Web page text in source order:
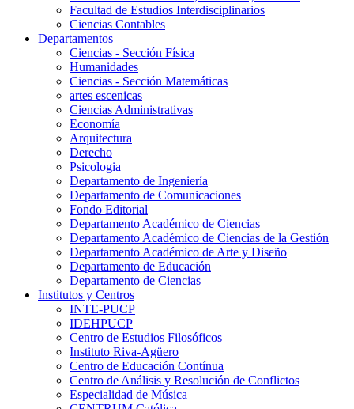
Facultad de Estudios Interdisciplinarios
Ciencias Contables
Departamentos
Ciencias - Sección Física
Humanidades
Ciencias - Sección Matemáticas
artes escenicas
Ciencias Administrativas
Economía
Arquitectura
Derecho
Psicologia
Departamento de Ingeniería
Departamento de Comunicaciones
Fondo Editorial
Departamento Académico de Ciencias
Departamento Académico de Ciencias de la Gestión
Departamento Académico de Arte y Diseño
Departamento de Educación
Departamento de Ciencias
Institutos y Centros
INTE-PUCP
IDEHPUCP
Centro de Estudios Filosóficos
Instituto Riva-Agüero
Centro de Educación Contínua
Centro de Análisis y Resolución de Conflictos
Especialidad de Música